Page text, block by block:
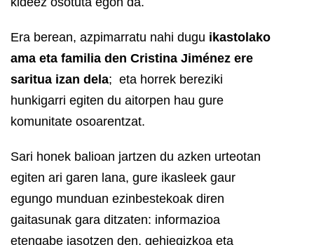
Era berean, azpimarratu nahi dugu ikastolako
ama eta familia den Cristina Jiménez ere
saritua izan dela; eta horrek bereziki
hunkigarri egiten du aitorpen hau gure
komunitate osoarentzat.
Sari honek balioan jartzen du azken urteotan
egiten ari garen lana, gure ikasleek gaur
egungo munduan ezinbestekoak diren
gaitasunak gara ditzaten: informazioa
etengabe jasotzen den, gehiegizkoa eta